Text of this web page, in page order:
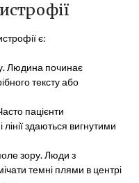
є:
Людина починає
тексту або
пацієнти
здаються вигнутими
зору. Люди з
темні плями в центрі